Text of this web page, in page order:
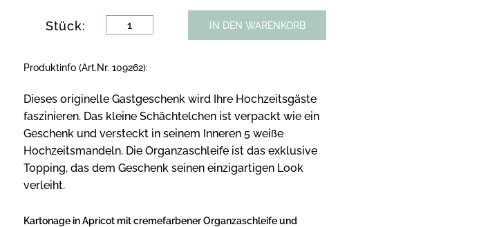
Stück: IN DEN WARENKORB
Produktinfo (Art.Nr. 109262):
Dieses originelle Gastgeschenk wird Ihre Hochzeitsgäste
faszinieren. Das kleine Schächtelchen ist verpackt wie ein
Geschenk und versteckt in seinem Inneren 5 weiße
Hochzeitsmandeln. Die Organzaschleife ist das exklusive
Topping, das dem Geschenk seinen einzigartigen Look
verleiht.
Kartonage in Apricot mit cremefarbener Organzaschleife und